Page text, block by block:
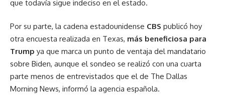
que todavía sigue indeciso en el estado.
Por su parte, la cadena estadounidense CBS publicó hoy
otra encuesta realizada en Texas, más beneficiosa para
Trump ya que marca un punto de ventaja del mandatario
sobre Biden, aunque el sondeo se realizó con una cuarta
parte menos de entrevistados que el de The Dallas
Morning News, informó la agencia española.